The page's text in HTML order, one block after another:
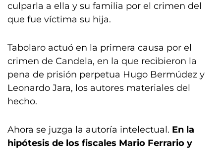
culparla a ella y su familia por el crimen del
que fue víctima su hija.
Tabolaro actuó en la primera causa por el
crimen de Candela, en la que recibieron la
pena de prisión perpetua Hugo Bermúdez y
Leonardo Jara, los autores materiales del
hecho.
Ahora se juzga la autoría intelectual. En la
hipótesis de los fiscales Mario Ferrario y